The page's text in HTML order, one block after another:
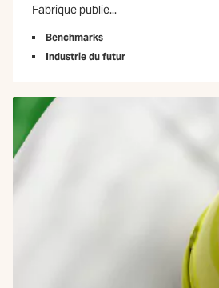
Fabrique publie...
Benchmarks
Industrie du futur